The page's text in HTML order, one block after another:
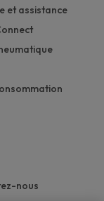
et assistance
nous